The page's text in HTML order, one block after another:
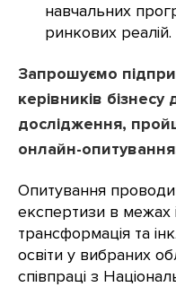
навчальних
ринкових реалій.
Запрошуємо
керівників
дослідження,
онлайн-
Опитування
експертизи в межах
трансформація та
освіти у вибраних
співпраці з